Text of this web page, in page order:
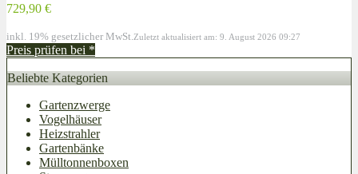
729,90 €
inkl. 19% gesetzlicher MwSt. Zuletzt aktualisiert am: 9. August 2026 09:27
Preis prüfen bei *
Beliebte Kategorien
Gartenzwerge
Vogelhäuser
Heizstrahler
Gartenbänke
Mülltonnenboxen